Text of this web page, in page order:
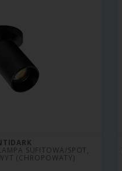
SUFITOWA/SPOT,
(CHROPOWATY)